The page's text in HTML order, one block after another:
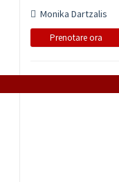
Monika Dartzalis
Prenotare ora